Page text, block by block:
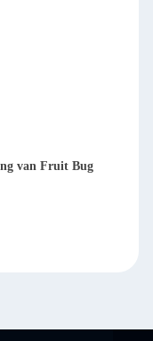
van Fruit Bug